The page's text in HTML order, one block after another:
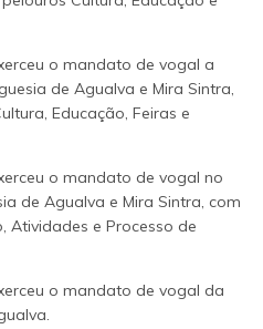
o mandato de vogal a
de Agualva e Mira Sintra,
Educação, Feiras e
o mandato de vogal no
de Agualva e Mira Sintra, com
Atividades e Processo de
o mandato de vogal da